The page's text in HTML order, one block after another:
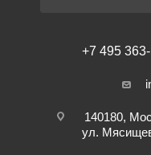
+7 495
140180,
ул.